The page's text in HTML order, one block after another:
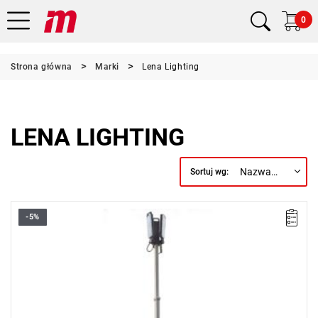
0
Strona główna Marki Lena Lighting
LENA LIGHTING
Sortuj wg: Nazwa, A do Z
• Jasność: 4800/12000/24000/36000/48000 lm
• Czas świecenia: 40/16/8/5/4 h
• Moc znamionowa: 10% 30W / 25% 75W / 50% 150W / 75%
• Temperatura barwowa (CCT): 5000K
-5%